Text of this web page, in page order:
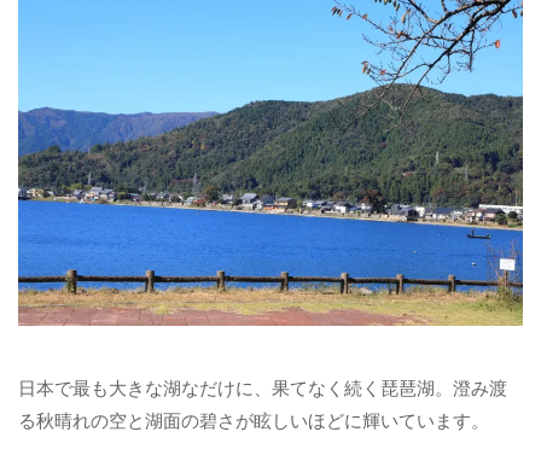
日本で最も大きな湖なだけに、果てなく続く琵琶湖。澄み渡
る秋晴れの空と湖面の碧さが眩しいほどに輝いています。